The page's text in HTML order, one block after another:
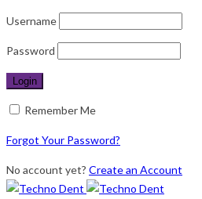
Username
Password
Remember Me
Forgot Your Password?
No account yet? Create an Account